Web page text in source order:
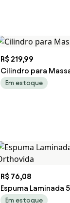
R$ 219,99
Cilindro para
Em estoque
R$ 76,08
Espuma Laminada
Orthovida
Em estoque